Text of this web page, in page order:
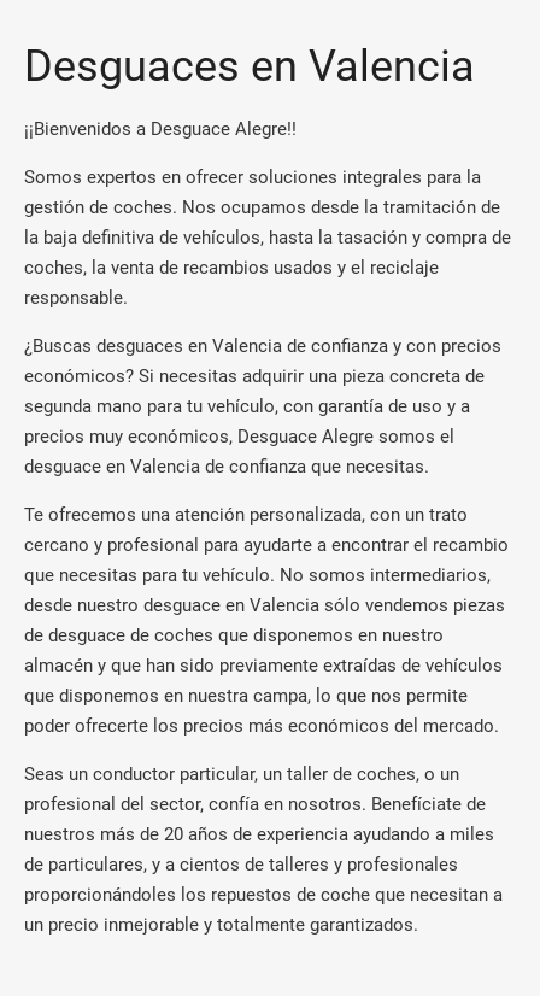
Desguaces en Valencia
¡¡Bienvenidos a Desguace Alegre!!
Somos expertos en ofrecer soluciones integrales para la
gestión de coches. Nos ocupamos desde la tramitación de
la baja definitiva de vehículos, hasta la tasación y compra de
coches, la venta de recambios usados y el reciclaje
responsable.
¿Buscas desguaces en Valencia de confianza y con precios
económicos? Si necesitas adquirir una pieza concreta de
segunda mano para tu vehículo, con garantía de uso y a
precios muy económicos, Desguace Alegre somos el
desguace en Valencia de confianza que necesitas.
Te ofrecemos una atención personalizada, con un trato
cercano y profesional para ayudarte a encontrar el recambio
que necesitas para tu vehículo. No somos intermediarios,
desde nuestro desguace en Valencia sólo vendemos piezas
de desguace de coches que disponemos en nuestro
almacén y que han sido previamente extraídas de vehículos
que disponemos en nuestra campa, lo que nos permite
poder ofrecerte los precios más económicos del mercado.
Seas un conductor particular, un taller de coches, o un
profesional del sector, confía en nosotros. Benefíciate de
nuestros más de 20 años de experiencia ayudando a miles
de particulares, y a cientos de talleres y profesionales
proporcionándoles los repuestos de coche que necesitan a
un precio inmejorable y totalmente garantizados.